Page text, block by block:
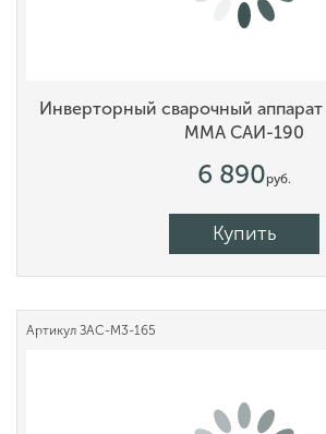
Инверторный сварочный
MMA САИ-190
6 890руб.
Купить
Артикул ЗАС-М3-165